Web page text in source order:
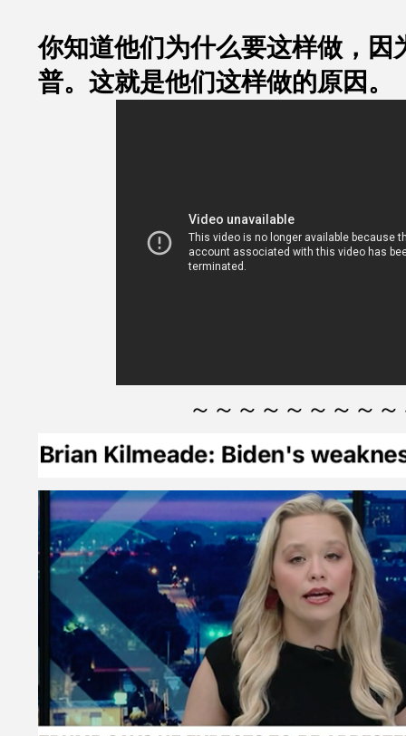
你知道他们为什么要这样做，因
普。这就是他们这样做的原因。
～～～～～～～～～